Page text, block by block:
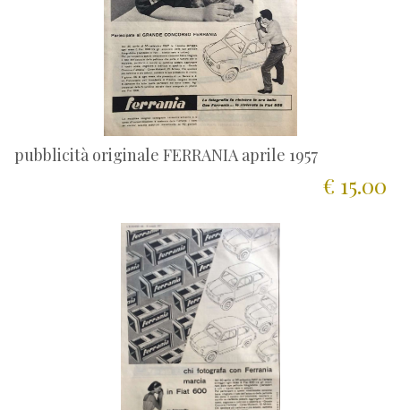
pubblicità originale FERRANIA aprile 1957
€ 15.00